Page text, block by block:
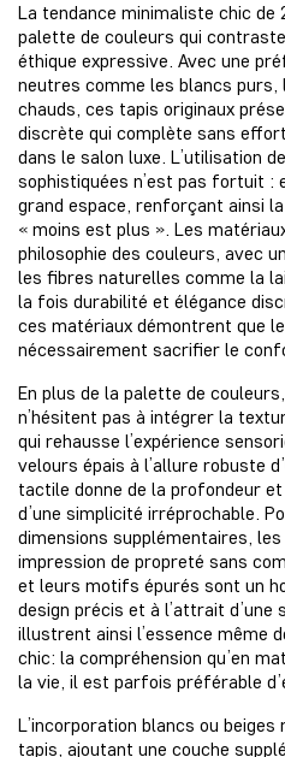
La tendance minimaliste chic de
palette de couleurs qui
éthique expressive. Avec une
neutres comme les blancs
chauds, ces tapis originaux
discrète qui complète sans
dans le salon luxe. L’utilisation
sophistiquées n’est pas fortuit :
grand espace, renforçant ainsi
« moins est plus ». Les
philosophie des couleurs, avec
les fibres naturelles comme la
la fois durabilité et élégance
ces matériaux démontrent que
nécessairement sacrifier le
En plus de la palette de
n’hésitent pas à intégrer la
qui rehausse l’expérience
velours épais à l’allure robuste
tactile donne de la profondeur
d’une simplicité irréprochable.
dimensions supplémentaires,
impression de propreté sans
et leurs motifs épurés sont un
design précis et à l’attrait d’une
illustrent ainsi l’essence même
chic: la compréhension qu’en
la vie, il est parfois préférable
L’incorporation blancs ou
tapis, ajoutant une couche